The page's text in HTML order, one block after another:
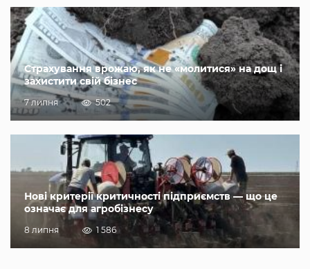
Страхування врожаю, як не «молитися» на дощ і
захистити свій бізнес
7 липня 502
Нові критерії критичності підприємств — що це
означає для агробізнесу
8 липня 1 586